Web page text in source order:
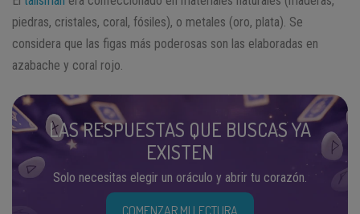
piedras, cristales, coral, fósiles), o metales (oro, plata). Se
considera que las figas más poderosas son las elaboradas en
azabache y coral rojo.
LAS RESPUESTAS QUE BUSCAS YA
EXISTEN
Solo necesitas elegir un oráculo y abrir tu corazón.
COMENZAR MI LECTURA